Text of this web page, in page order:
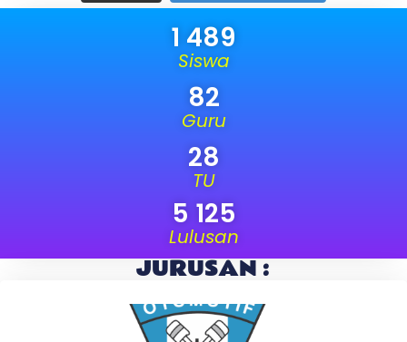
Siswa
1 489
Guru
82
TU
28
Lulusan
5 125
JURUSAN :